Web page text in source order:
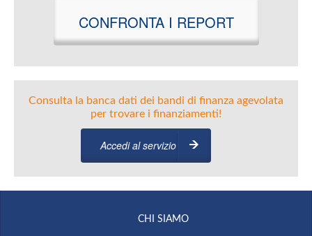
CONFRONTA I REPORT
Consulta la banca dati dei bandi di finanza agevolata
per trovare i finanziamenti!
Accedi al servizio
CHI SIAMO